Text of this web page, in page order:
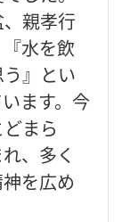
親孝行
水を飲
』とい
ます。今
まら
、多く
を広め